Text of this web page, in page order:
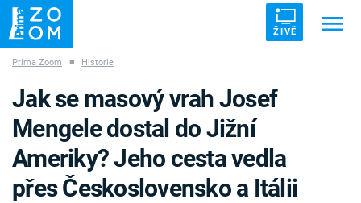
ŽIVĚ
ZÁHADY VETŘELCI DÁVNOVĚKU
Prima Zoom ■ Historie
Jak se masový vrah Josef
Mengele dostal do Jižní
Ameriky? Jeho cesta vedla
přes Československo a Itálii